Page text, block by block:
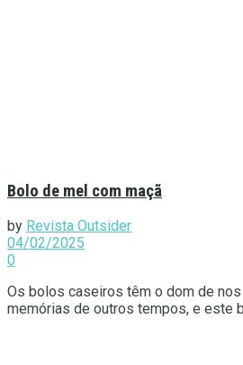
Bolo de mel com maçã
by Revista Outsider
04/02/2025
0
Os bolos caseiros têm o dom de
memórias de outros tempos, e este